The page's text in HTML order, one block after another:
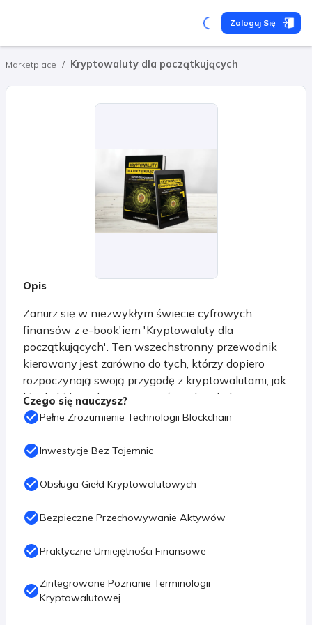
Zaloguj Się
Marketplace / Kryptowaluty dla początkujących
Opis
Zanurz się w niezwykłym świecie cyfrowych
finansów z e-book'iem 'Kryptowaluty dla
początkujących'. Ten wszechstronny przewodnik
kierowany jest zarówno do tych, którzy dopiero
rozpoczynają swoją przygodę z kryptowalutami, jak
i tych, którzy chcą poszerzyć swoją wiedzę na
temat tej fascynującej dziedziny.
Rozpocznij podróż od podstaw, odkrywając
tajemnice blockchaina i zrozumienie, jak
technologia ta stała się fundamentem dla rewolucji
finansowej. 'Kryptowaluty dla początkujących'
przeprowadzi Cię przez różnorodne aspekty tego
świata, obejmując kryptowaluty i tokeny, od
flagowego Bitcoina (BTC) po różnorodne altcoiny.
umożliwiające świadome podejmowanie decyzji
inwestycyjnych. Zrozum, jak działa świat giełd
Czego się nauczysz?
Pełne Zrozumienie Technologii Blockchain
Inwestycje Bez Tajemnic
Obsługa Giełd Kryptowalutowych
Bezpieczne Przechowywanie Aktywów
Praktyczne Umiejętności Finansowe
Zintegrowane Poznanie Terminologii
Kryptowalutowej